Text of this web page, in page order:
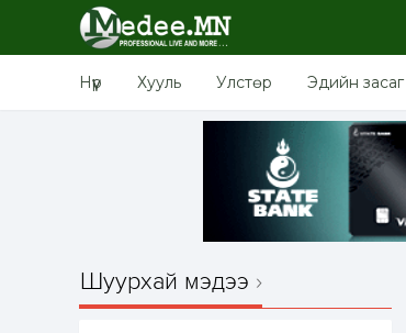
Нүүр Хууль Улстөр Эдийн засаг
Шуурхай мэдээ